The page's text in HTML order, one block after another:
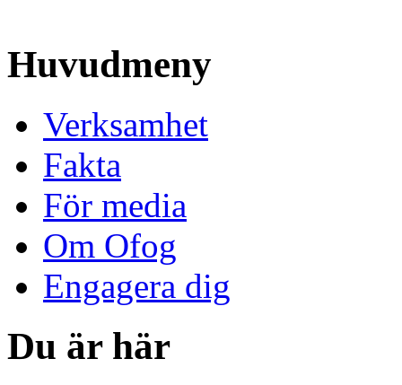
Huvudmeny
Verksamhet
Fakta
För media
Om Ofog
Engagera dig
Du är här